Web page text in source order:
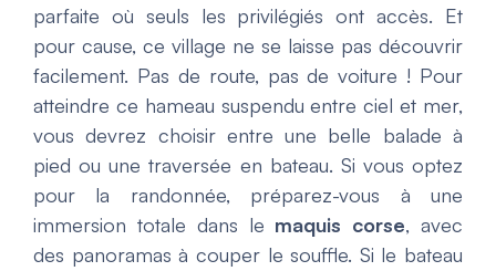
parfaite où seuls les privilégiés ont accès. Et
pour cause, ce village ne se laisse pas découvrir
facilement. Pas de route, pas de voiture ! Pour
atteindre ce hameau suspendu entre ciel et mer,
vous devrez choisir entre une belle balade à
pied ou une traversée en bateau. Si vous optez
pour la randonnée, préparez-vous à une
immersion totale dans le maquis corse, avec
des panoramas à couper le souffle. Si le bateau